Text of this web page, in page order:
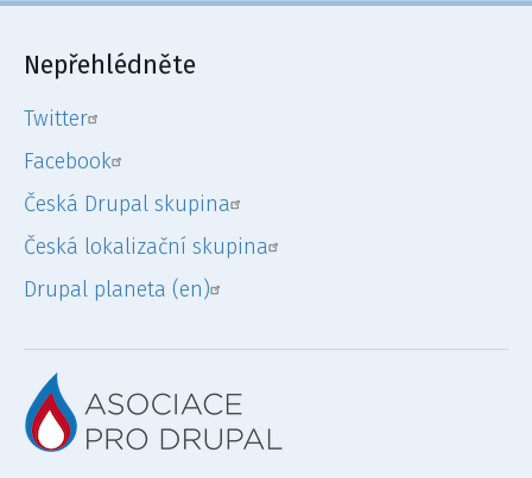
Nepřehlédněte
Twitter
Facebook
Česká Drupal skupina
Česká lokalizační skupina
Drupal planeta (en)